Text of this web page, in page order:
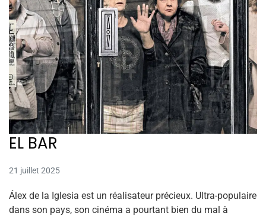
EL BAR
21 juillet 2025
Álex de la Iglesia est un réalisateur précieux. Ultra-populaire
dans son pays, son cinéma a pourtant bien du mal à